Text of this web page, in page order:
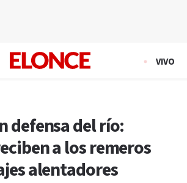
VIVO
defensa del río:
a los remeros
alentadores